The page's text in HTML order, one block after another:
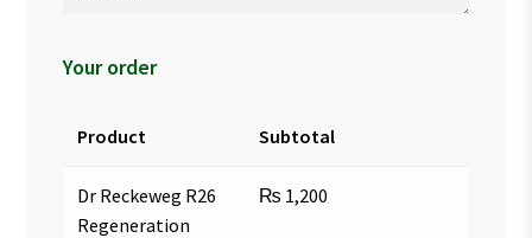
Your order
Product Subtotal
Dr Reckeweg R26
Regeneration
₨ 1,200